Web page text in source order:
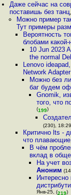
Даже сейчас на
поставишь без танц
Можно пример
Тут примеры
Вероятность
блобами какой-
10 Jun 2023
the normal
Lenovo
Network
Можно без
баг будем
Gnomik,
того, что
(199)
(230),
Критично lts -
что плавающие
В чём
вклад в
На учет
Аноним
Интересно
Янв-25, (219)